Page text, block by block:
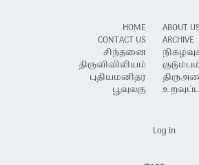
HOME
CONTACT US
சிந்தனை
திருவிவிலியம்
புதியமனிதர்
பூவுலகு
ABOUT
ARCHIVE
குடும்பம்
Log in